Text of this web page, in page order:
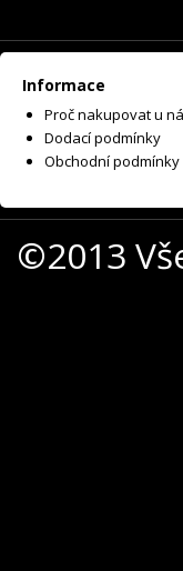
Informace
Proč nakupovat u
Dodací podmínky
Obchodní podmínky
©2013